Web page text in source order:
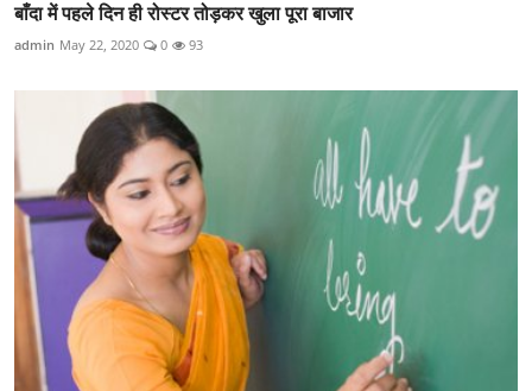
बाँदा में पहले दिन ही रोस्टर तोड़कर खुला पूरा बाजार
admin May 22, 2020 0 93